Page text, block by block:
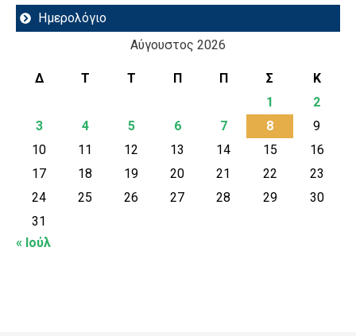
Ημερολόγιο
Αύγουστος 2026
Δ Τ Τ Π Π Σ
Κ
1
2
3
4 5 6 7 8
9
10
11 12 13 14 15
16
17
18 19 20 21 22
23
24
25 26 27 28 29
30
31
« Ιούλ